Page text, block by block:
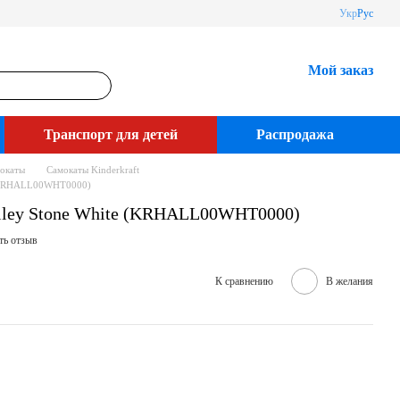
УкрРус
Мой заказ
Транспорт для детей Распродажа
Самокаты Kinderkraft
Stone White (KRHALL00WHT0000)
отзыв
К сравнению В желания